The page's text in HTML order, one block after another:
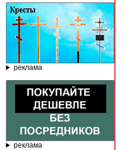
реклама
реклама